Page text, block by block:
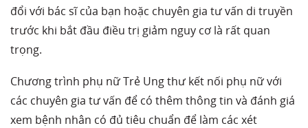
đổi với bác sĩ của bạn hoặc chuyên gia tư vấn di truyền
trước khi bắt đầu điều trị giảm nguy cơ là rất quan
trọng.
Chương trình phụ nữ Trẻ Ung thư kết nối phụ nữ với
các chuyên gia tư vấn để có thêm thông tin và đánh giá
xem bệnh nhân có đủ tiêu chuẩn để làm các xét